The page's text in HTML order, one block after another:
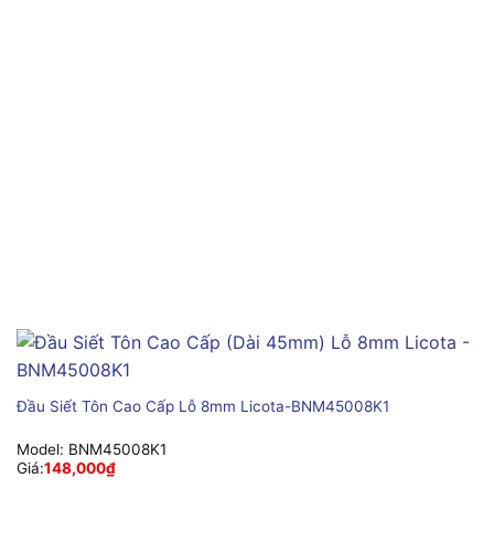
Đầu Siết Tôn Cao Cấp Lỗ 8mm Licota-BNM45008K1
Model: BNM45008K1
Giá:148,000₫